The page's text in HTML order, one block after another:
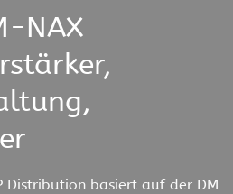
NAX
Distribution basiert auf der DM